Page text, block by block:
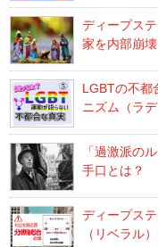
ディープス
家を内部崩壊
LGBTの不都
ニズム（ラ
「過激派の
手口とは？
ディープス
（リベラル